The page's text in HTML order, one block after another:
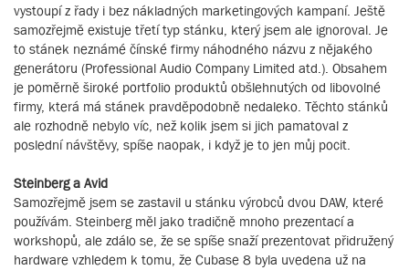
vystoupí z řady i bez nákladných marketingových kampaní. Ještě
samozřejmě existuje třetí typ stánku, který jsem ale ignoroval. Je
to stánek neznámé čínské firmy náhodného názvu z nějakého
generátoru (Professional Audio Company Limited atd.). Obsahem
je poměrně široké portfolio produktů obšlehnutých od libovolné
firmy, která má stánek pravděpodobně nedaleko. Těchto stánků
ale rozhodně nebylo víc, než kolik jsem si jich pamatoval z
poslední návštěvy, spíše naopak, i když je to jen můj pocit.
Steinberg a Avid
Samozřejmě jsem se zastavil u stánku výrobců dvou DAW, které
používám. Steinberg měl jako tradičně mnoho prezentací a
workshopů, ale zdálo se, že se spíše snaží prezentovat přidružený
hardware vzhledem k tomu, že Cubase 8 byla uvedena už na